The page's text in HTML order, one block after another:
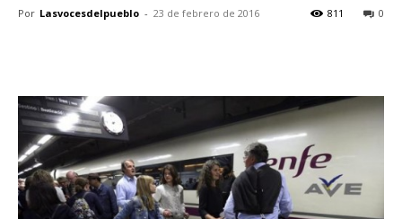
Por Lasvocesdelpueblo - 23 de febrero de 2016 0
811